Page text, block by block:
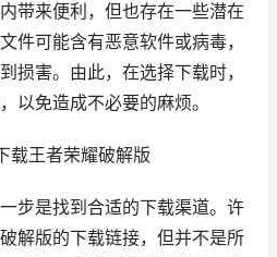
带来便利，但也存在一些潜在
件可能含有恶意软件或病毒，
损害。由此，在选择下载时，
以免造成不必要的麻烦。
载王者荣耀破解版
步是找到合适的下载渠道。许
解版的下载链接，但并不是所